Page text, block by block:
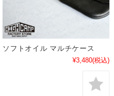
ソフトオイル マルチケース
¥3,480(税込)